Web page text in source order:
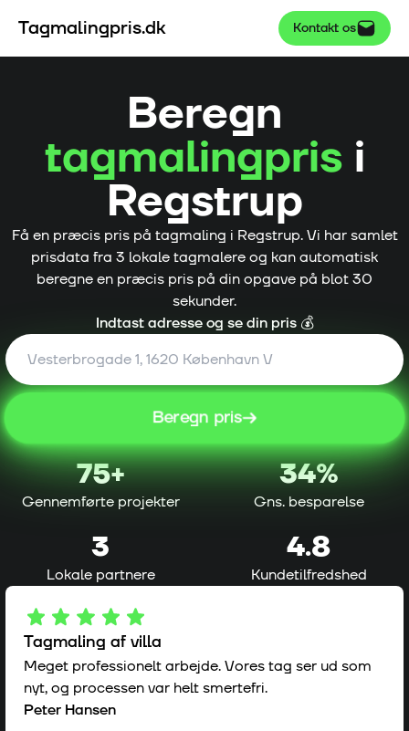
Tagmalingpris.dk Kontakt os
Beregn
tagmalingprisi
Regstrup
Få en præcis pris på tagmaling i Regstrup. Vi har samlet
prisdata fra 3 lokale tagmalere og kan automatisk
beregne en præcis pris på din opgave på blot 30
sekunder.
Indtast adresse og se din pris 💰
Beregn pris
75+
Gennemførte projekter
34%
Gns. besparelse
3
Lokale partnere
4.8
Kundetilfredshed
Tagmaling af villa
Meget professionelt arbejde. Vores tag ser ud som
nyt, og processen var helt smertefri.
Peter Hansen